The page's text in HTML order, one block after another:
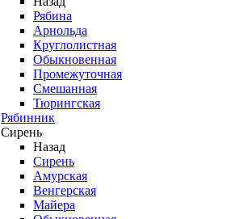
Рябина
Арнольда
Круглолистная
Обыкновенная
Промежуточная
Смешанная
Тюрингская
Рябинник
Сирень
Назад
Сирень
Амурская
Венгерская
Майера